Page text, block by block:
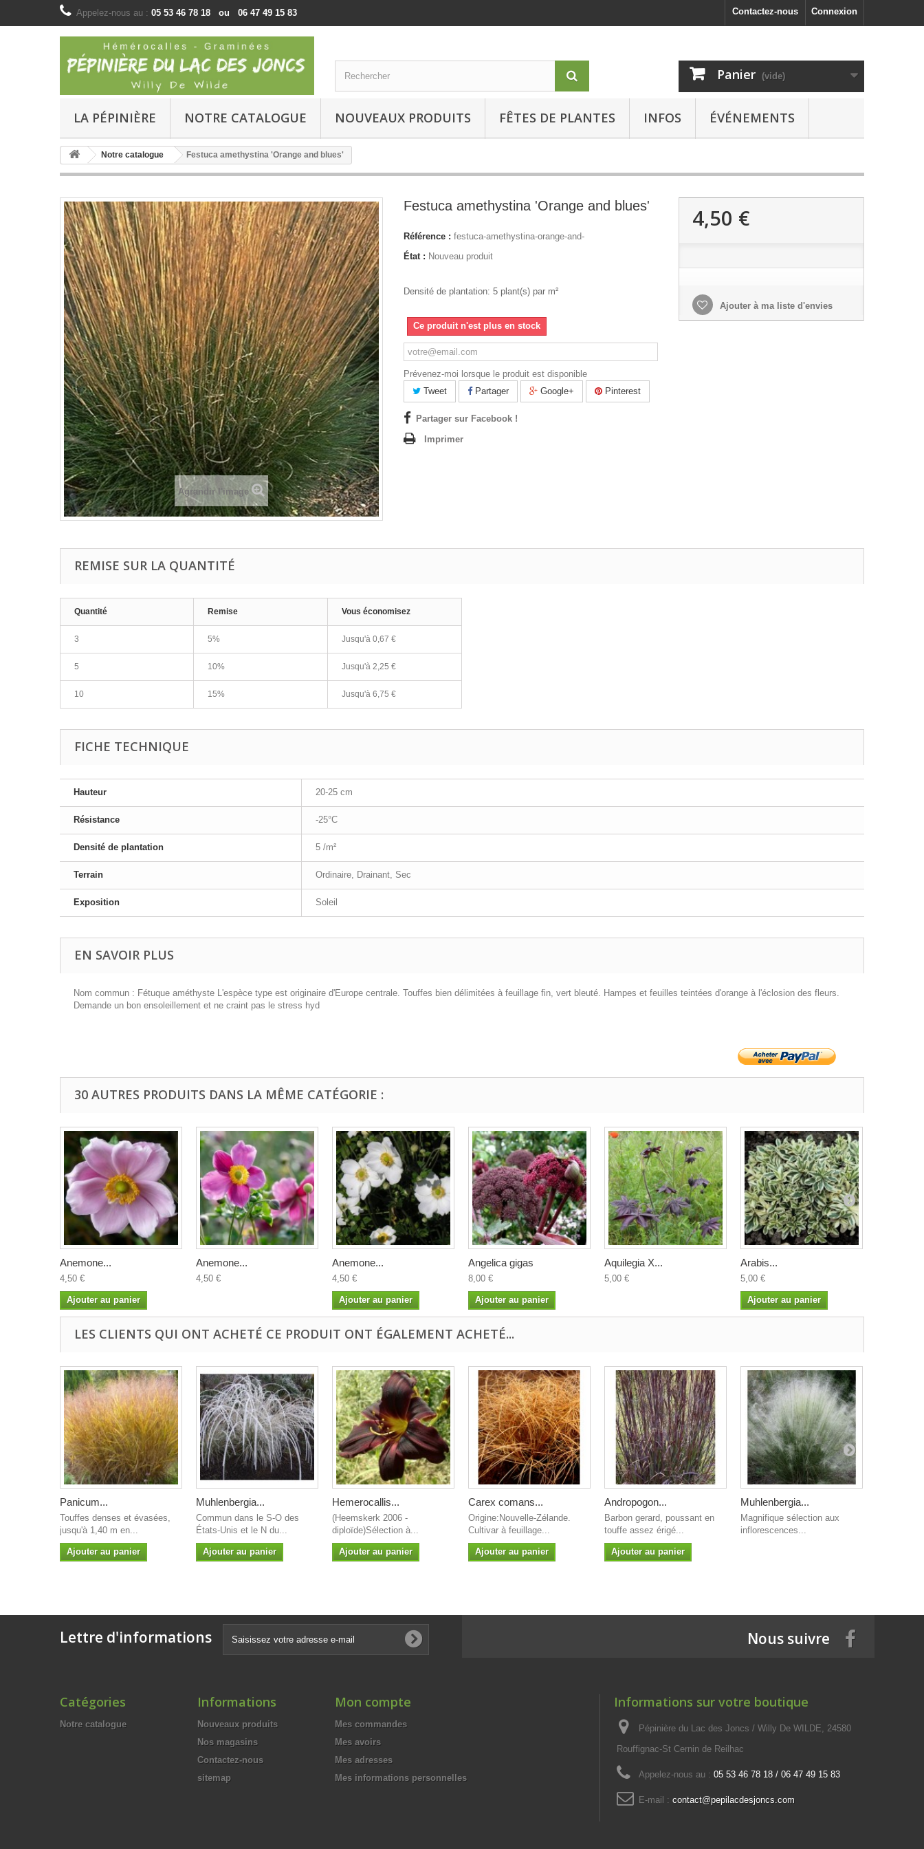
Connexion
Contactez-nous
Appelez-nous au : 05 53 46 78 18 ou 06 47 49 15 83
Panier (vide)
LA PÉPINIÈRE NOTRE CATALOGUE NOUVEAUX PRODUITS FÊTES DE PLANTES INFOS ÉVÉNEMENTS
Notre catalogue Festuca amethystina 'Orange and blues'
Agrandir l'image
Festuca amethystina 'Orange and blues'
Référence : festuca-amethystina-orange-and-
État : Nouveau produit
Densité de plantation: 5 plant(s) par m²
Ce produit n'est plus en stock
Prévenez-moi lorsque le produit est disponible
Tweet
Partager Google+ Pinterest
Partager sur Facebook !
Imprimer
4,50 €
Ajouter à ma liste d'envies
REMISE SUR LA QUANTITÉ
Quantité Remise Vous économisez
3 5% Jusqu'à 0,67 €
5 10% Jusqu'à 2,25 €
10 15% Jusqu'à 6,75 €
FICHE TECHNIQUE
Hauteur 20-25 cm
Résistance -25°C
Densité de plantation 5 /m²
Terrain Ordinaire, Drainant, Sec
Exposition Soleil
EN SAVOIR PLUS
Nom commun : Fétuque améthyste L'espèce type est originaire d'Europe centrale. Touffes bien délimitées à feuillage fin, vert bleuté. Hampes et feuilles teintées d'orange à l'éclosion des fleurs.
Demande un bon ensoleillement et ne craint pas le stress hyd
30 AUTRES PRODUITS DANS LA MÊME CATÉGORIE :
Anemone...
4,50 €
Ajouter au panier
Anemone...
4,50 €
Anemone...
4,50 €
Ajouter au panier
Angelica gigas
8,00 €
Ajouter au panier
Aquilegia X...
5,00 €
Arabis...
5,00 €
Ajouter au panier
LES CLIENTS QUI ONT ACHETÉ CE PRODUIT ONT ÉGALEMENT ACHETÉ...
Panicum...
Touffes denses et évasées,
jusqu'à 1,40 m en...
Ajouter au panier
Muhlenbergia...
Commun dans le S-O des
États-Unis et le N du...
Ajouter au panier
Hemerocallis...
(Heemskerk 2006 -
diploïde)Sélection à...
Ajouter au panier
Carex comans...
Origine:Nouvelle-Zélande.
Cultivar à feuillage...
Ajouter au panier
Andropogon...
Barbon gerard, poussant en
touffe assez érigé...
Ajouter au panier
Muhlenbergia...
Magnifique sélection aux
inflorescences...
Lettre d'informations Nous suivre
Catégories
Notre catalogue
Informations
Nouveaux produits
Nos magasins
Contactez-nous
sitemap
Mon compte
Mes commandes
Mes avoirs
Mes adresses
Mes informations personnelles
Informations sur votre boutique
Pépinière du Lac des Joncs / Willy De WILDE, 24580
Rouffignac-St Cernin de Reilhac
Appelez-nous au : 05 53 46 78 18 / 06 47 49 15 83
E-mail : contact@pepilacdesjoncs.com